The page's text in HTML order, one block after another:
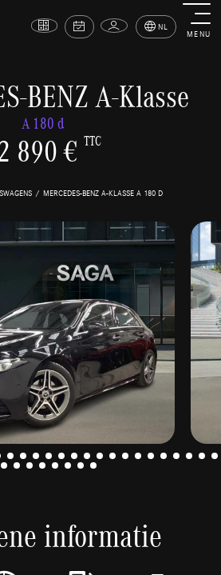
NL
MENU
BENZ A-Klasse
A 180 d
890 € TTC
MERCEDES-BENZ A-KLASSE A 180 D
informatie